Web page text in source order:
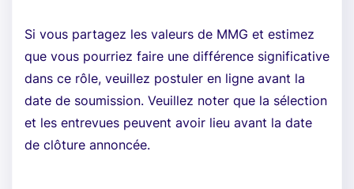
Si vous partagez les valeurs de MMG et estimez
que vous pourriez faire une différence significative
dans ce rôle, veuillez postuler en ligne avant la
date de soumission. Veuillez noter que la sélection
et les entrevues peuvent avoir lieu avant la date
de clôture annoncée.